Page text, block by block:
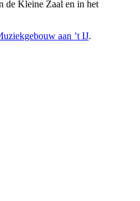
de Kleine Zaal en in het
aan ’t IJ.